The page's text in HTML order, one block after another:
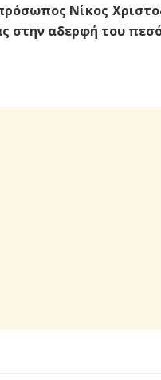
Νίκος
στην αδερφή του